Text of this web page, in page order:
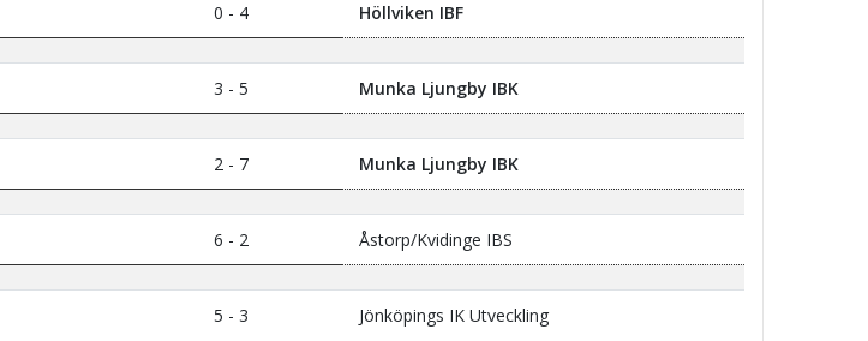
0 - 4 Höllviken IBF
3 - 5 Munka Ljungby IBK
2 - 7 Munka Ljungby IBK
6 - 2 Åstorp/Kvidinge IBS
5 - 3 Jönköpings IK Utveckling